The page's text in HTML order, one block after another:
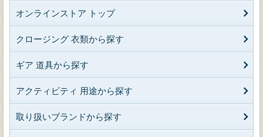
オンラインストア トップ
クロージング 衣類から探す
ギア 道具から探す
アクティビティ 用途から探す
取り扱いブランドから探す